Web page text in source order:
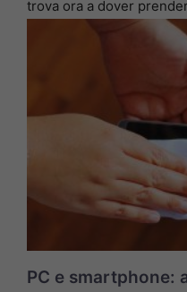
trova ora a dover
PC e smartphone: